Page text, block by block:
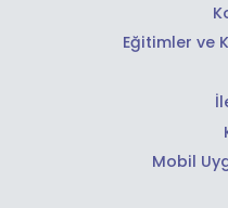
Eğitimler ve
Mobil